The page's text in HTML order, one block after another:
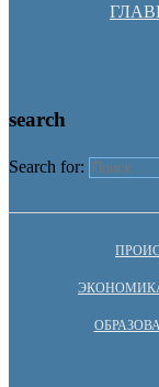
search
Search for: